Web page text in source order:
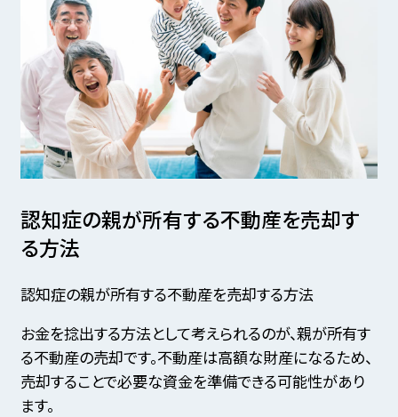
認知症の親が所有する不動産を売却す
る方法
認知症の親が所有する不動産を売却する方法
お金を捻出する方法として考えられるのが、親が所有す
る不動産の売却です。不動産は高額な財産になるため、
売却することで必要な資金を準備できる可能性があり
ます。